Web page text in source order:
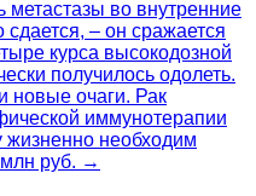
метастазы во внутренние
– он сражается
курса высокодозной
получилось одолеть.
новые очаги. Рак
иммунотерапии
жизненно необходим
млн руб. →